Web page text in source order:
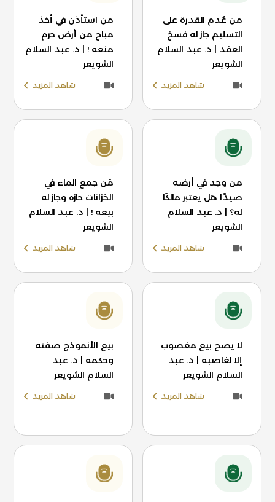
من عُدم القدرة على
التسليم جاز له فسخ
العقد | د. عبد السلام
الشويعر
شاهد المزيد
من استأذن في أخذ
مباح من أرض حرم
منعه ! | د. عبد السلام
الشويعر
شاهد المزيد
من وجد في أرضه
صيدًا هل يعتبر مالكًا
له؟ | د. عبد السلام
الشويعر
شاهد المزيد
مَن جمع الماء في
الخزانات حازه وجاز له
بيعه ! | د. عبد السلام
الشويعر
شاهد المزيد
لا يصح بيع مغصوب
إلا لغاصبه | د. عبد
السلام الشويعر
شاهد المزيد
بيع الأنموذج صفته
وحكمه | د. عبد
السلام الشويعر
شاهد المزيد